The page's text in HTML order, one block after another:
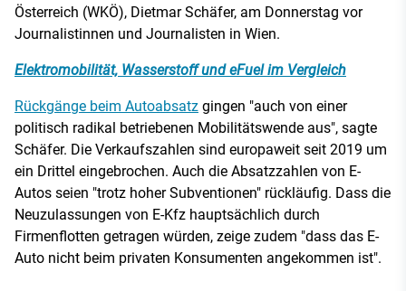
Österreich (WKÖ), Dietmar Schäfer, am Donnerstag vor
Journalistinnen und Journalisten in Wien.
Elektromobilität, Wasserstoff und eFuel im Vergleich
Rückgänge beim Autoabsatz gingen "auch von einer
politisch radikal betriebenen Mobilitätswende aus", sagte
Schäfer. Die Verkaufszahlen sind europaweit seit 2019 um
ein Drittel eingebrochen. Auch die Absatzzahlen von E-
Autos seien "trotz hoher Subventionen" rückläufig. Dass die
Neuzulassungen von E-Kfz hauptsächlich durch
Firmenflotten getragen würden, zeige zudem "dass das E-
Auto nicht beim privaten Konsumenten angekommen ist".